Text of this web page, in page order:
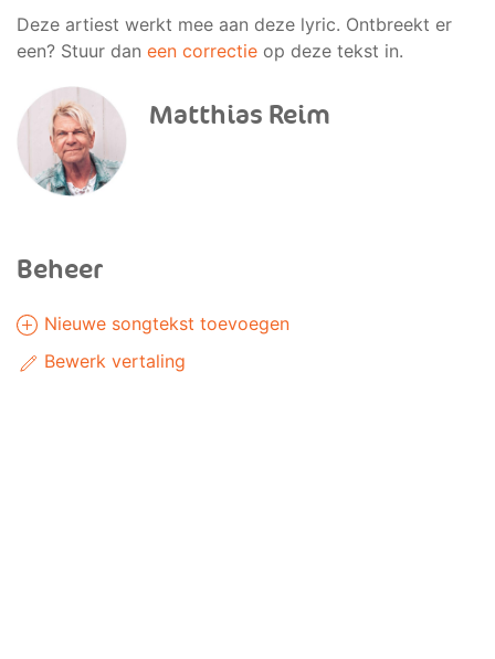
Deze artiest werkt mee aan deze lyric. Ontbreekt er
een? Stuur dan een correctie op deze tekst in.
Matthias Reim
Beheer
Nieuwe songtekst toevoegen
Bewerk vertaling